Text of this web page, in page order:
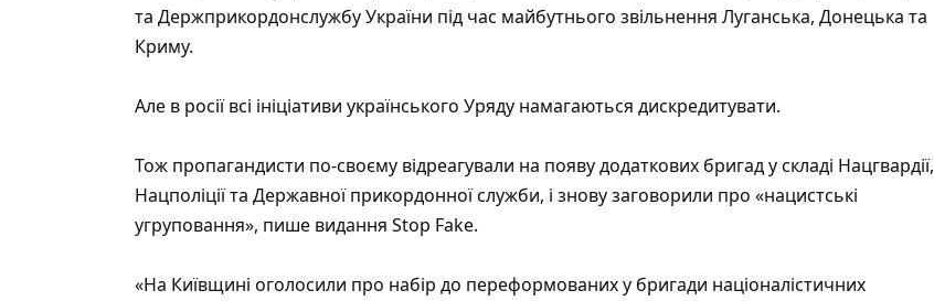
та Держприкордонслужбу України під час майбутнього звільнення Луганська, Донецька та
Криму.
Але в росії всі ініціативи українського Уряду намагаються дискредитувати.
Тож пропагандисти по-своєму відреагували на появу додаткових бригад у складі Нацгвардії,
Нацполіції та Державної прикордонної служби, і знову заговорили про «нацистські
угруповання», пише видання Stop Fake.
«На Київщині оголосили про набір до переформованих у бригади націоналістичних